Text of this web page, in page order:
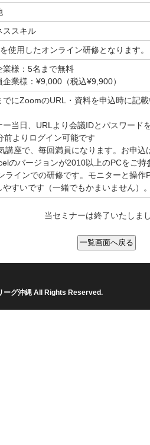
ススキル
使用したオンライン研修となります。
業様：5名まで無料
企業様：¥9,000（税込¥9,900）
でにZoomのURL・資料を申込時に記
ー当日、URLより会議IDとパスワード
よりログイン可能です
講座で、毎回満員になります。お申込
のバージョンが2010以上のPCをご持
ラインでの研修です。モニターと操作
やすいです（一緒でもかまいません）
当セミナーは終了いたしま
ーグ沖縄 All Rights Reserved.